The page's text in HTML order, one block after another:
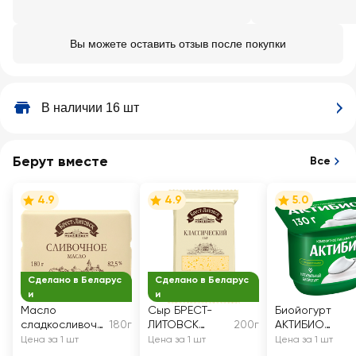
Вы можете оставить отзыв после покупки
В наличии 16 шт
Берут вместе Все
Сделано в Беларус
и
4.9
Масло
сладкосливочн
ое БРЕСТ-
180г
Цена за 1 шт
Сделано в Беларус
и
4.9
Сыр БРЕСТ-
ЛИТОВСК
Классический
200г
Цена за 1 шт
5.0
Биойогурт
АКТИБИО
Натуральный
Цена за 1 шт